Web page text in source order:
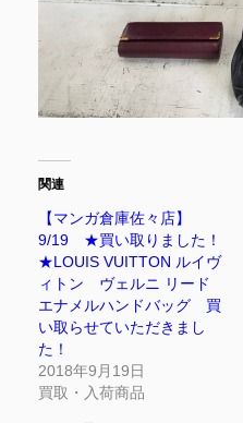
関連
【マンガ倉庫佐々店】
9/19 ★買い取りました！
★LOUIS VUITTON ルイヴ
ィトン ヴェルニ リード
エナメルハンドバッグ 買
い取らせていただきまし
た！
2018年9月19日
買取・入荷商品